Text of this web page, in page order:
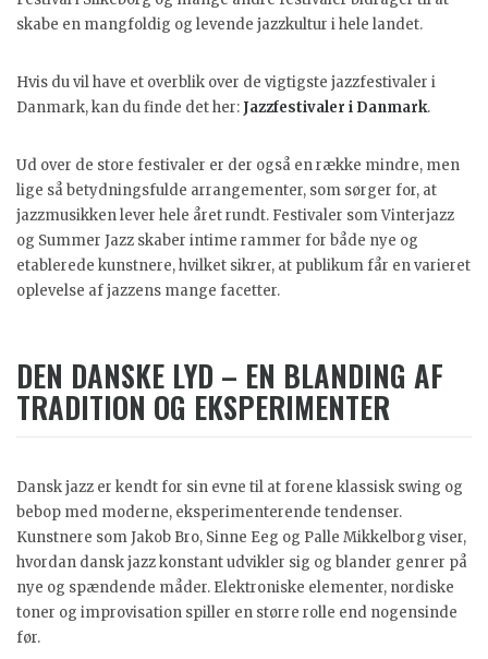
skabe en mangfoldig og levende jazzkultur i hele landet.
Hvis du vil have et overblik over de vigtigste jazzfestivaler i
Danmark, kan du finde det her: Jazzfestivaler i Danmark.
Ud over de store festivaler er der også en række mindre, men
lige så betydningsfulde arrangementer, som sørger for, at
jazzmusikken lever hele året rundt. Festivaler som Vinterjazz
og Summer Jazz skaber intime rammer for både nye og
etablerede kunstnere, hvilket sikrer, at publikum får en varieret
oplevelse af jazzens mange facetter.
DEN DANSKE LYD – EN BLANDING AF
TRADITION OG EKSPERIMENTER
Dansk jazz er kendt for sin evne til at forene klassisk swing og
bebop med moderne, eksperimenterende tendenser.
Kunstnere som Jakob Bro, Sinne Eeg og Palle Mikkelborg viser,
hvordan dansk jazz konstant udvikler sig og blander genrer på
nye og spændende måder. Elektroniske elementer, nordiske
toner og improvisation spiller en større rolle end nogensinde
før.